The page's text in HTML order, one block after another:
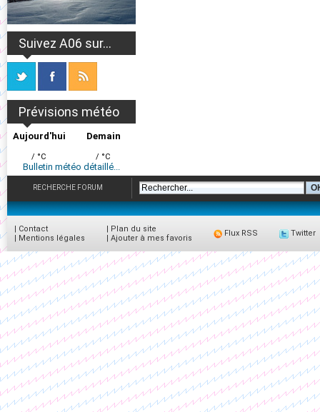
Suivez A06 sur...
Prévisions météo
Aujourd'hui
/ °C
Demain
/ °C
Bulletin météo détaillé...
RECHERCHE FORUM
| Contact
| Mentions légales
| Plan du site
| Ajouter à mes favoris
Flux RSS Twitter